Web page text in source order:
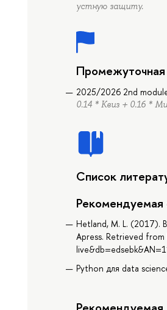
устную защиту.
Промежуточная
2025/2026 2nd
0.14 * Квиз + 0.16 *
Список
Рекомендуемая
Hetland, M. L. (2017).
Apress. Retrieved
Python для data